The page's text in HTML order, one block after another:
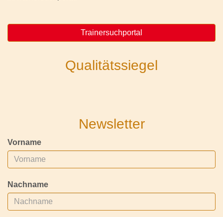
Trainersuchportal
Qualitätssiegel
Newsletter
Vorname
Nachname